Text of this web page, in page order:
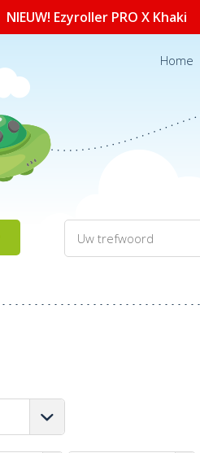
NIEUW! Ezyroller PRO X Khaki
Home